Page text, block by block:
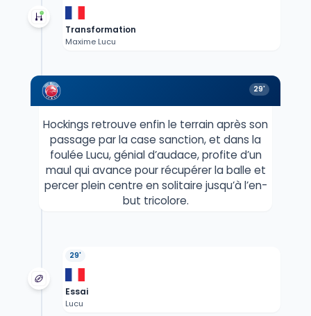
Transformation
Maxime Lucu
29'
Hockings retrouve enfin le terrain après son
passage par la case sanction, et dans la
foulée Lucu, génial d’audace, profite d’un
maul qui avance pour récupérer la balle et
percer plein centre en solitaire jusqu’à l’en-
but tricolore.
29'
Essai
Lucu